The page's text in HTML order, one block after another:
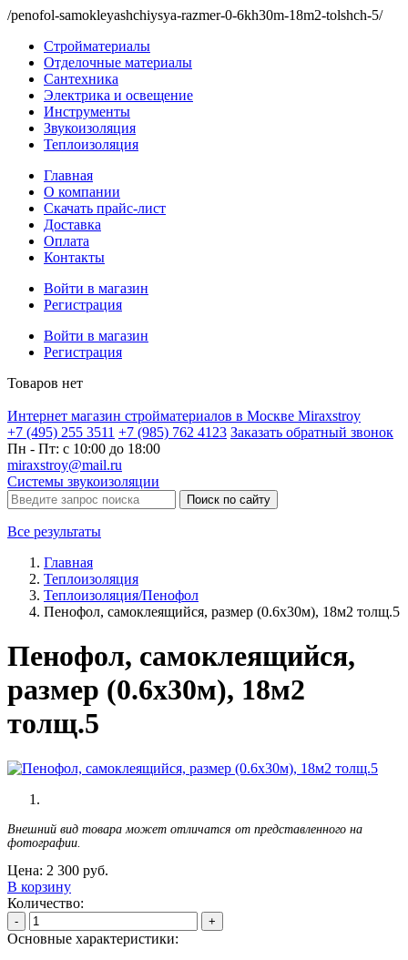
/penofol-samokleyashchiysya-razmer-0-6kh30m-18m2-tolshch-5/
Стройматериалы
Отделочные материалы
Сантехника
Электрика и освещение
Инструменты
Звукоизоляция
Теплоизоляция
Главная
О компании
Скачать прайс-лист
Доставка
Оплата
Контакты
Войти в магазин
Регистрация
Войти в магазин
Регистрация
Товаров нет
Интернет магазин стройматериалов в Москве Miraxstroy
+7 (495) 255 3511 +7 (985) 762 4123 Заказать обратный звонок
Пн - Пт: с 10:00 до 18:00
miraxstroy@mail.ru
Системы звукоизоляции
Поиск по сайту
Все результаты
Главная
Теплоизоляция
Теплоизоляция/Пенофол
Пенофол, самоклеящийся, размер (0.6х30м), 18м2 толщ.5
Пенофол, самоклеящийся,
размер (0.6х30м), 18м2
толщ.5
Внешний вид товара может отличатся от представленного на
фотографии.
Цена: 2 300 руб.
В корзину
Количество:
- +
Основные характеристики: